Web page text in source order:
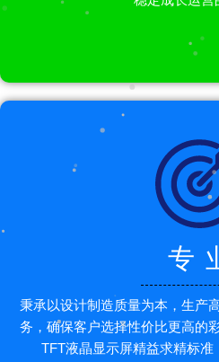
专
秉承以设计制造质量为本，生产
务，确保客户选择性价比更高的
TFT液晶显示屏精益求精标准